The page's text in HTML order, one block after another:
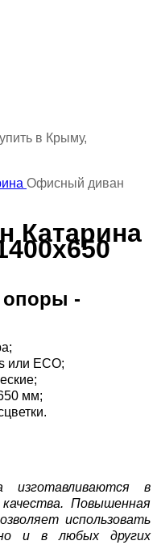
в Крыму,
Офисный диван
Катарина
опоры -
или ECO;
мм;
в
Повышенная
использовать
и в любых других